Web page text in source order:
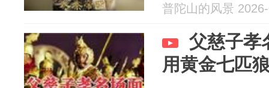
普陀山的风景
父慈子孝
用黄金七匹